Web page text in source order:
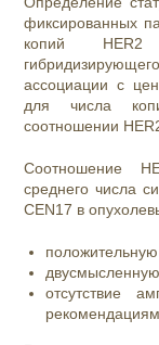
фиксированных
копий HER2
ассоциации с
для числа
соотношении
Соотношение
среднего числа
CEN17 в
отсутствие